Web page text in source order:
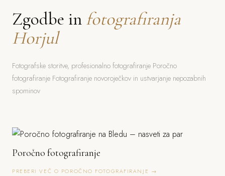
Zgodbe in fotografiranja
Horjul
Fotografske storitve, profesionalno fotografiranje Poročno
fotografiranje Fotografiranje novoroječkov in ustvarjanje nepozabnih
spominov
Poročno fotografiranje
PREBERI VEČ O POROČNO FOTOGRAFIRANJE →